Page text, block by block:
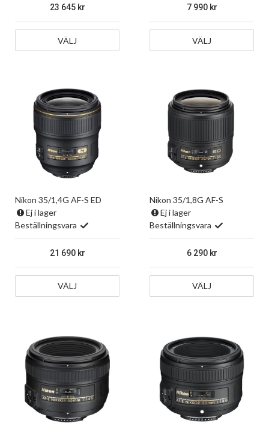
23 645
VÄLJ
7 990
VÄLJ
Nikon 35/1,4G AF-S ED
Ej i lager
Beställningsvara
21 690
VÄLJ
Nikon 35/1,8G AF-S
Ej i lager
Beställningsvara
6 290
VÄLJ